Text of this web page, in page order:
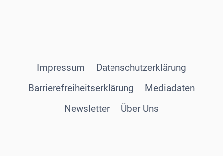
Impressum
Datenschutzerklärung
Barrierefreiheitserklärung
Mediadaten
Newsletter
Über Uns